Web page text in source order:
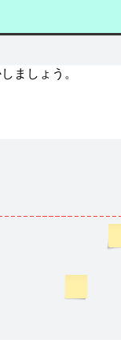
まり、良かった
ましょう。